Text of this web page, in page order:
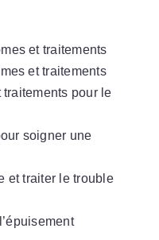
et traitements
et traitements
traitements pour le
soigner une
et traiter le trouble